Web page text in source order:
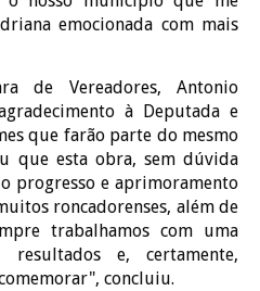
emocionada com mais
de Vereadores, Antonio
à Deputada e
que farão parte do mesmo
que esta obra, sem dúvida
progresso e aprimoramento
roncadorenses, além de
trabalhamos com uma
e, certamente,
concluiu.